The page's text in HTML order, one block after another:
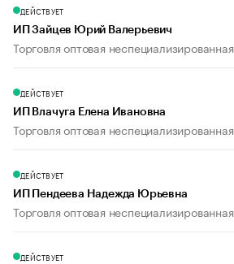
ДЕЙСТВУЕТ
ИП Зайцев Юрий Валерьевич
Торговля оптовая неспециализированная
ДЕЙСТВУЕТ
ИП Влачуга Елена Ивановна
Торговля оптовая неспециализированная
ДЕЙСТВУЕТ
ИП Пендеева Надежда Юрьевна
Торговля оптовая неспециализированная
ДЕЙСТВУЕТ